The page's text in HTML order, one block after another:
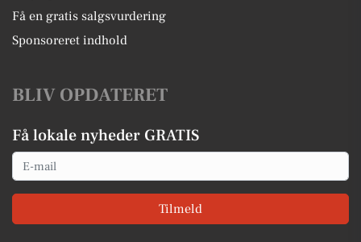
Få en gratis salgsvurdering
Sponsoreret indhold
BLIV OPDATERET
Få lokale nyheder GRATIS
Email
Tilmeld